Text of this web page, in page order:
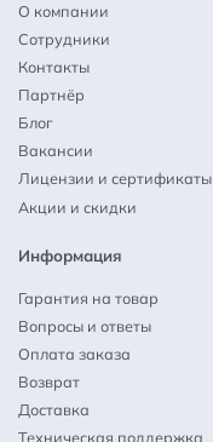
О компании
Сотрудники
Контакты
Партнёр
Блог
Вакансии
Лицензии и сертификаты
Акции и скидки
Информация
Гарантия на товар
Вопросы и ответы
Оплата заказа
Возврат
Доставка
Техническая поддержка